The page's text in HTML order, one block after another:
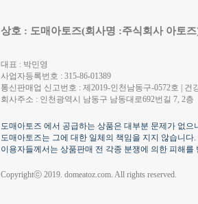
상호 : 도매아토즈(회사명 :주식회사 아토
대표 : 박민영
사업자등록번호 : 315-86-01389
통신판매업 신고번호 : 제2019-인천남동구-0572호 | 건
회사주소 : 인천광역시 남동구 남동대로692번길 7, 2층
도매아토즈 에서 공급하는 상품은 대부분 문제가 없
도매아토즈는 그에 대한 일체의 책임을 지지 않습니다.
이용자들께서는 상품판매 전 각종 분쟁에 의한 피해
Copyrightⓒ 2019. domeatoz.com. All rights reserved.